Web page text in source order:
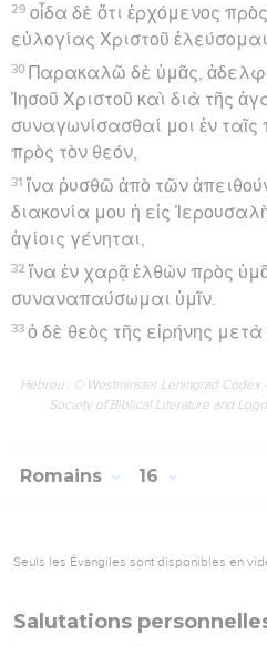
29 οἶδα δὲ ὅτι ἐρχόμενος
εὐλογίας Χριστοῦ ἐλεύσομαι.
30 Παρακαλῶ δὲ ὑμᾶς,
Ἰησοῦ Χριστοῦ καὶ διὰ τῆς
συναγωνίσασθαί μοι ἐν
πρὸς τὸν θεόν,
31 ἵνα ῥυσθῶ ἀπὸ τῶν
διακονία μου ἡ εἰς
ἁγίοις γένηται,
32 ἵνα ἐν χαρᾷ ἐλθὼν πρὸς
συναναπαύσωμαι ὑμῖν.
33 ὁ δὲ θεὸς τῆς εἰρήνης
Hébreu : © Westminster Leningrad Codex
Society of Biblical Literature and
Romains 16
Seuls les Évangiles sont disponibles en
Salutations